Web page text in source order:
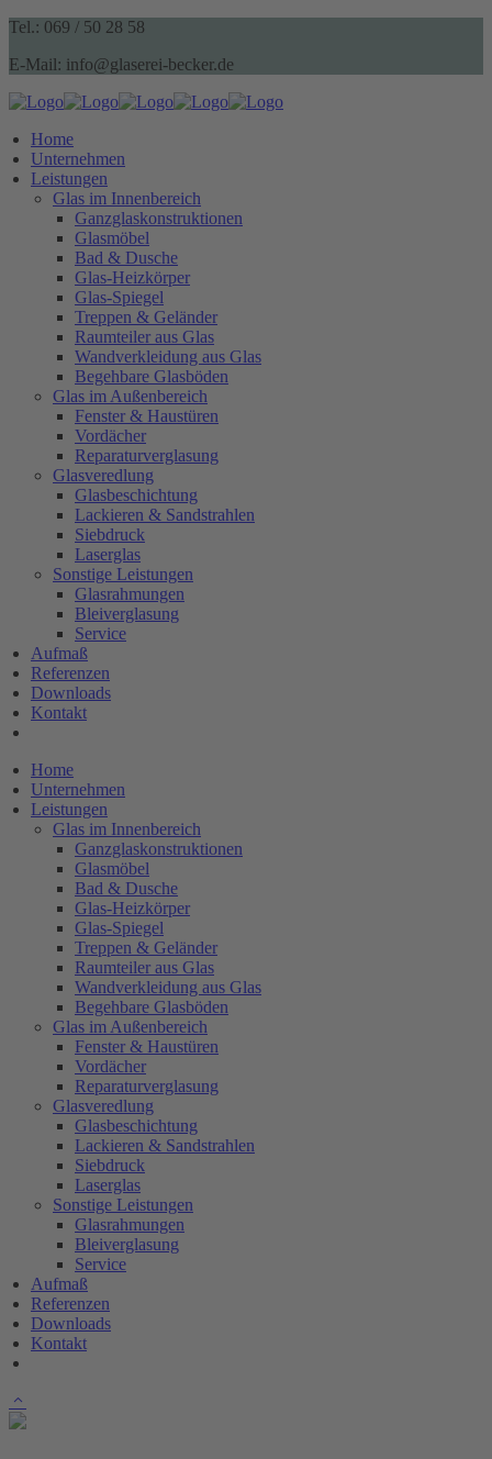
Tel.: 069 / 50 28 58
E-Mail: info@glaserei-becker.de
Home
Unternehmen
Leistungen
Glas im Innenbereich
Ganzglaskonstruktionen
Glasmöbel
Bad & Dusche
Glas-Heizkörper
Glas-Spiegel
Treppen & Geländer
Raumteiler aus Glas
Wandverkleidung aus Glas
Begehbare Glasböden
Glas im Außenbereich
Fenster & Haustüren
Vordächer
Reparaturverglasung
Glasveredlung
Glasbeschichtung
Lackieren & Sandstrahlen
Siebdruck
Laserglas
Sonstige Leistungen
Glasrahmungen
Bleiverglasung
Service
Aufmaß
Referenzen
Downloads
Kontakt
Home
Unternehmen
Leistungen
Glas im Innenbereich
Ganzglaskonstruktionen
Glasmöbel
Bad & Dusche
Glas-Heizkörper
Glas-Spiegel
Treppen & Geländer
Raumteiler aus Glas
Wandverkleidung aus Glas
Begehbare Glasböden
Glas im Außenbereich
Fenster & Haustüren
Vordächer
Reparaturverglasung
Glasveredlung
Glasbeschichtung
Lackieren & Sandstrahlen
Siebdruck
Laserglas
Sonstige Leistungen
Glasrahmungen
Bleiverglasung
Service
Aufmaß
Referenzen
Downloads
Kontakt